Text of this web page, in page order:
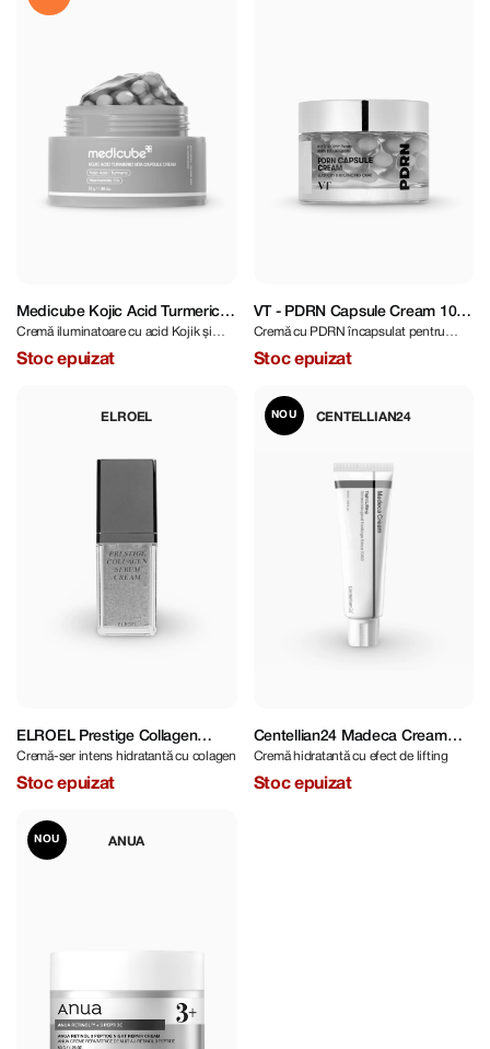
Medicube Kojic Acid Turmeric
Vita Capsule Cream 53 gr
Cremă iluminatoare cu acid Kojik și
turmeric
Stoc epuizat
VT - PDRN Capsule Cream 100
50 ml
Cremă cu PDRN încapsulat pentru
revitalizare și elasticitate
Stoc epuizat
ELROEL
ELROEL Prestige Collagen
Serum Cream 25 ml
Cremă-ser intens hidratantă cu colagen
Stoc epuizat
CENTELLIAN24
NOU
Centellian24 Madeca Cream
Tight Lifting 50 ml
Cremă hidratantă cu efect de lifting
Stoc epuizat
ANUA
NOU